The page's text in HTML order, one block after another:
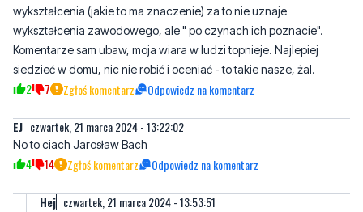
wykształcenia (jakie to ma znaczenie) za to nie uznaje
wykształcenia zawodowego, ale " po czynach ich poznacie".
Komentarze sam ubaw, moja wiara w ludzi topnieje. Najlepiej
siedzieć w domu, nic nie robić i oceniać - to takie nasze, żal.
2 7 Zgłoś komentarz Odpowiedz na komentarz
EJ czwartek, 21 marca 2024 - 13:22:02
No to ciach Jarosław Bach
4 14 Zgłoś komentarz Odpowiedz na komentarz
Hej czwartek, 21 marca 2024 - 13:53:51